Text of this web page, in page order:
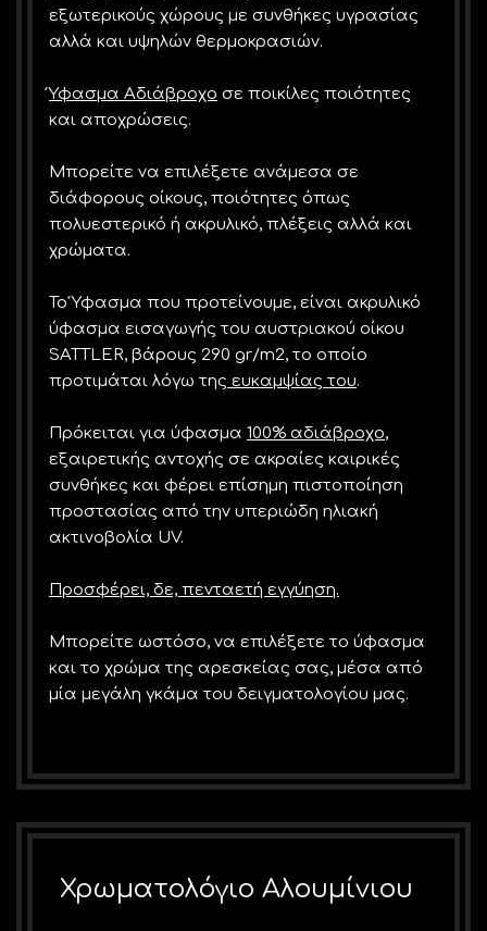
εξωτερικούς χώρους με συνθήκες υγρασίας
αλλά και υψηλών θερμοκρασιών.
Ύφασμα Αδιάβροχο σε ποικίλες ποιότητες
και αποχρώσεις.
Μπορείτε να επιλέξετε ανάμεσα σε
διάφορους οίκους, ποιότητες όπως
πολυεστερικό ή ακρυλικό, πλέξεις αλλά και
χρώματα.
Το Ύφασμα που προτείνουμε, είναι ακρυλικό
ύφασμα εισαγωγής του αυστριακού οίκου
SATTLER, βάρους 290 gr/m2, το οποίο
προτιμάται λόγω της ευκαμψίας του.
Πρόκειται για ύφασμα 100% αδιάβροχο,
εξαιρετικής αντοχής σε ακραίες καιρικές
συνθήκες και φέρει επίσημη πιστοποίηση
προστασίας από την υπεριώδη ηλιακή
ακτινοβολία UV.
Προσφέρει, δε, πενταετή εγγύηση.
Μπορείτε ωστόσο, να επιλέξετε το ύφασμα
και το χρώμα της αρεσκείας σας, μέσα από
μία μεγάλη γκάμα του δειγματολογίου μας.
Χρωματολόγιο Αλουμίνιου